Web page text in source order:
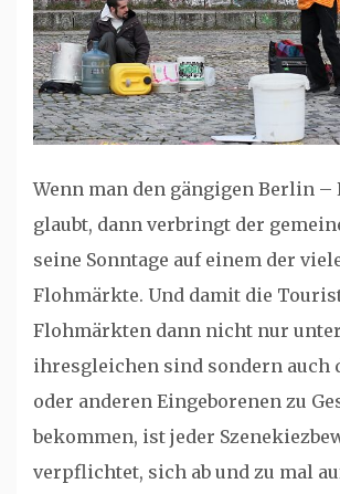
Wenn man den gängigen Berlin –
glaubt, dann verbringt der
seine Sonntage auf einem der
Flohmärkte. Und damit die
Flohmärkten dann nicht nur unter
ihresgleichen sind sondern auch
oder anderen Eingeborenen zu
bekommen, ist jeder
verpflichtet, sich ab und zu mal